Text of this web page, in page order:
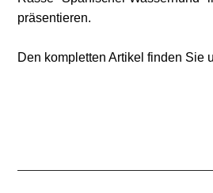
präsentieren.
Den kompletten Artikel finden Sie